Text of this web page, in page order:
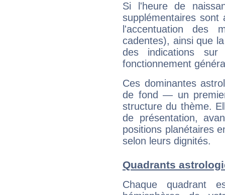
Si l'heure de
supplémentaires sont
l'accentuation des
cadentes), ainsi que
des indications sur
fonctionnement
Ces dominantes
de fond — un
structure du thème.
de présentation,
positions planétaires
selon leurs dignités.
Quadrants
Chaque quadrant